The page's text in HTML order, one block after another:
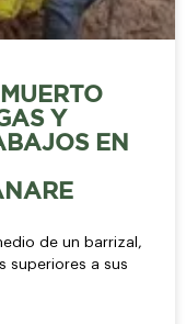
Y
EN
de un barrizal,
superiores a sus